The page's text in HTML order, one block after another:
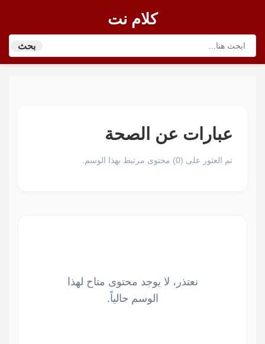
كلام نت
بحث
عبارات عن الصحة
تم العثور على (0) محتوى مرتبط بهذا الوسم.
نعتذر، لا يوجد محتوى متاح لهذا
الوسم حالياً.